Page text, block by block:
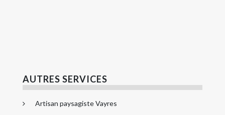
AUTRES SERVICES
Artisan paysagiste Vayres